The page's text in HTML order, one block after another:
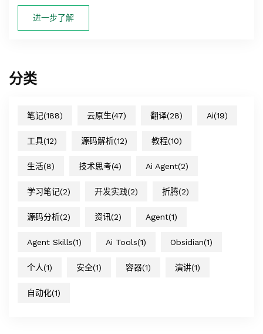
进一步了解
分类
笔记(188) 云原生(47) 翻译(28) Ai(19)
工具(12) 源码解析(12) 教程(10)
生活(8) 技术思考(4) Ai Agent(2)
学习笔记(2) 开发实践(2) 折腾(2)
源码分析(2) 资讯(2) Agent(1)
Agent Skills(1) Ai Tools(1) Obsidian(1)
个人(1) 安全(1) 容器(1) 演讲(1)
自动化(1)